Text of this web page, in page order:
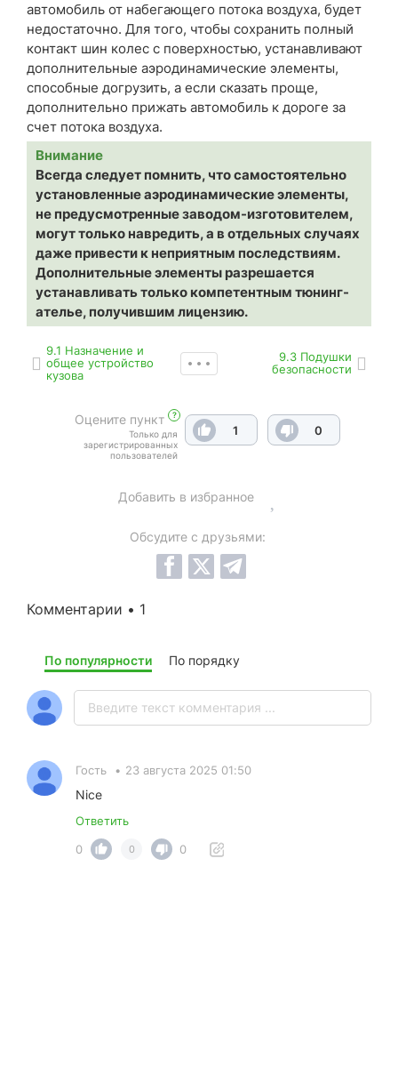
автомобиль от набегающего потока воздуха, будет
недостаточно. Для того, чтобы сохранить полный
контакт шин колес с поверхностью, устанавливают
дополнительные аэродинамические элементы,
способные догрузить, а если сказать проще,
дополнительно прижать автомобиль к дороге за
счет потока воздуха.
Внимание
Всегда следует помнить, что самостоятельно
установленные аэродинамические элементы,
не предусмотренные заводом-изготовителем,
могут только навредить, а в отдельных случаях
даже привести к неприятным последствиям.
Дополнительные элементы разрешается
устанавливать только компетентным тюнинг-
ателье, получившим лицензию.
9.1 Назначение и
общее устройство
кузова
9.3 Подушки
безопасности
Оцените пункт ?
Только для
зарегистрированных
пользователей
1 0
Добавить в избранное
Обсудите с друзьями:
Комментарии • 1
По популярности По порядку
Гость • 23 августа 2025 01:50
Nice
Ответить
0
0 0